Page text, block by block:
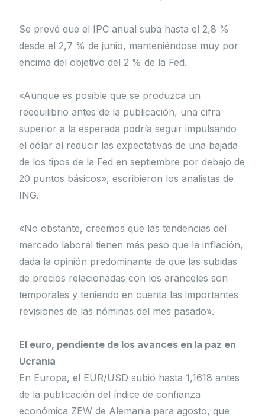
Se prevé que el IPC anual suba hasta el 2,8 %
desde el 2,7 % de junio, manteniéndose muy por
encima del objetivo del 2 % de la Fed.
«Aunque es posible que se produzca un
reequilibrio antes de la publicación, una cifra
superior a la esperada podría seguir impulsando
el dólar al reducir las expectativas de una bajada
de los tipos de la Fed en septiembre por debajo de
20 puntos básicos», escribieron los analistas de
ING.
«No obstante, creemos que las tendencias del
mercado laboral tienen más peso que la inflación,
dada la opinión predominante de que las subidas
de precios relacionadas con los aranceles son
temporales y teniendo en cuenta las importantes
revisiones de las nóminas del mes pasado».
El euro, pendiente de los avances en la paz en
Ucrania
En Europa, el EUR/USD subió hasta 1,1618 antes
de la publicación del índice de confianza
económica ZEW de Alemania para agosto, que